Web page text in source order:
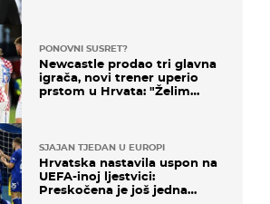
PONOVNI SUSRET?
Newcastle prodao tri glavna
igrača, novi trener uperio
prstom u Hrvata: "Želim
SJAJAN TJEDAN U EUROPI
Hrvatska nastavila uspon na
UEFA-inoj ljestvici:
Preskočena je još jedna